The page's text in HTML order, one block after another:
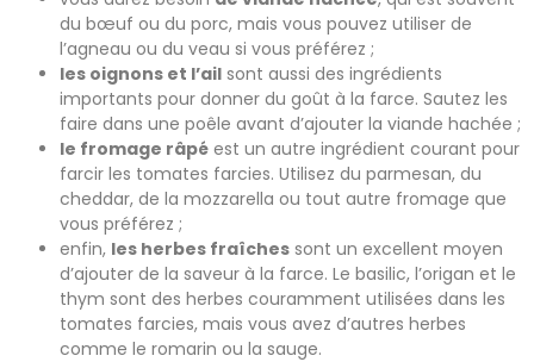
du bœuf ou du porc, mais vous pouvez utiliser de
l’agneau ou du veau si vous préférez ;
les oignons et l’ail sont aussi des ingrédients
importants pour donner du goût à la farce. Sautez les
faire dans une poêle avant d’ajouter la viande hachée ;
le fromage râpé est un autre ingrédient courant pour
farcir les tomates farcies. Utilisez du parmesan, du
cheddar, de la mozzarella ou tout autre fromage que
vous préférez ;
enfin, les herbes fraîches sont un excellent moyen
d’ajouter de la saveur à la farce. Le basilic, l’origan et le
thym sont des herbes couramment utilisées dans les
tomates farcies, mais vous avez d’autres herbes
comme le romarin ou la sauge.